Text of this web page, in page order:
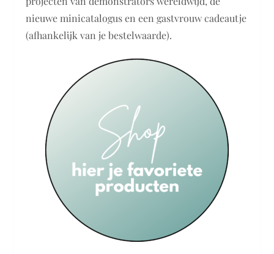
nieuwe minicatalogus en een gastvrouw cadeautje
(afhankelijk van je bestelwaarde).